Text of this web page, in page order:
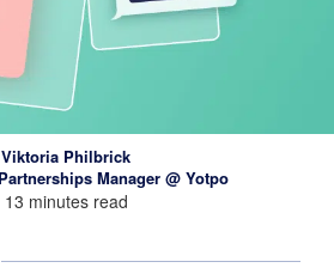
Viktoria Philbrick
Manager @ Yotpo
13 minutes read